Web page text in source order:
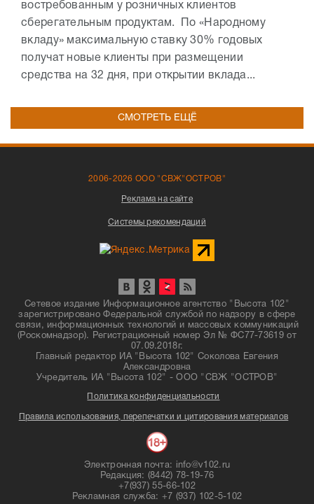
востребованным у розничных клиентов
сберегательным продуктам. По «Народному
вкладу» максимальную ставку 30% годовых
получат новые клиенты при размещении
средства на 32 дня, при открытии вклада...
СМОТРЕТЬ ЕЩЁ
2006-2026 ООО "СВЖ"ОСТРОВ"
Реклама на сайте
Системы рекомендаций
Сетевое издание Информационное агентство "Высота 102"
зарегистрировано Федеральной службой по надзору в сфере
связи, информационных технологий и массовых коммуникаций
(Роскомнадзор). Регистрационный номер Эл № ФС77-73619 от
07.09.2018г.
Главный редактор ИА "Высота 102" Соколова Евгения
Александровна
Учредитель ИА "Высота 102" - ООО "СВЖ "ОСТРОВ"
Политика конфиденциальности
Правила использования, перепечатки и цитирования материалов
Электронная почта: info@v102.ru
Редакция: (8442) 78-19-76
+7(937) 55-66-102
Рекламная служба: +7 (937) 102-5-102